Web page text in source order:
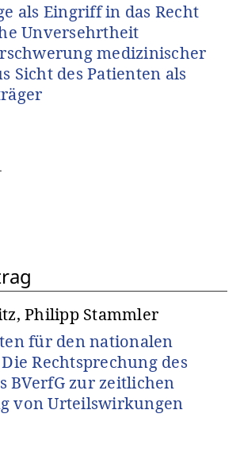
als Eingriff in das Recht
Unversehrtheit
medizinischer
Sicht des Patienten als
Philipp Stammler
für den nationalen
Rechtsprechung des
BVerfG zur zeitlichen
von Urteilswirkungen